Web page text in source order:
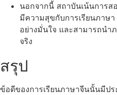
นอกจากนี้ สถาบันเน้นการ
มีความสุขกับการเรียนภาษา
อย่างมั่นใจ และสามารถนำ
จริง
สรุป
ข้อดีของการเรียนภาษาจีนนั้นมีป